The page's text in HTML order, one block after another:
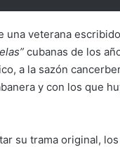
una veterana
cubanas de los
a la sazón
y con los que
su trama original,